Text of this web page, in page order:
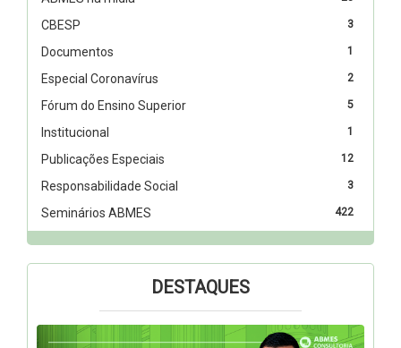
3
CBESP
1
Documentos
2
Especial Coronavírus
5
Fórum do Ensino Superior
1
Institucional
12
Publicações Especiais
3
Responsabilidade Social
422
Seminários ABMES
DESTAQUES